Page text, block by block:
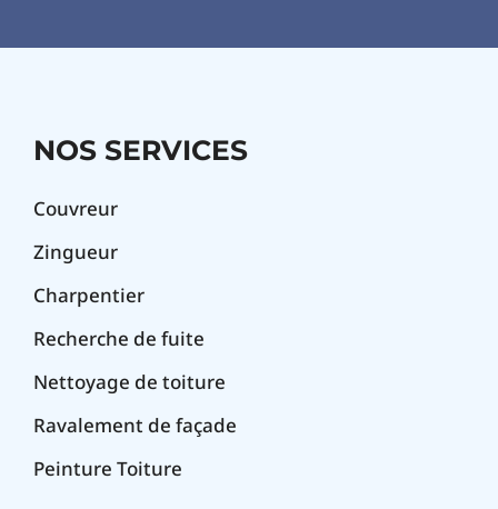
NOS SERVICES
Couvreur
Zingueur
Charpentier
Recherche de fuite
Nettoyage de toiture
Ravalement de façade
Peinture Toiture